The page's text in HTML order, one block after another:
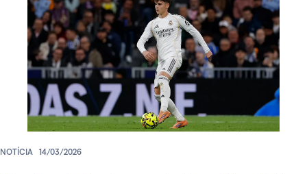
NOTÍCIA 14/03/2026